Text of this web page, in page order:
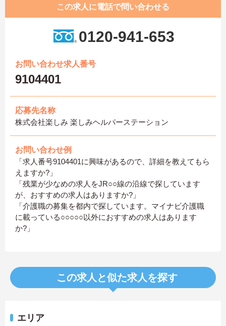
この求人に電話で問い合わせる
0120-941-653
お問い合わせ求人番号
9104401
応募先名称
株式会社楽しみ 楽しみヘルパーステーション
お問い合わせ例
「求人番号9104401に興味があるので、詳細を教えてもら
えますか?」
「残業が少なめの求人をJR○○線の沿線で探しています
が、おすすめの求人はありますか?」
「介護職の募集を都内で探しています。マイナビ介護職
に載っている○○○○○以外におすすめの求人はあります
か?」
この求人と似た求人を探す
エリア